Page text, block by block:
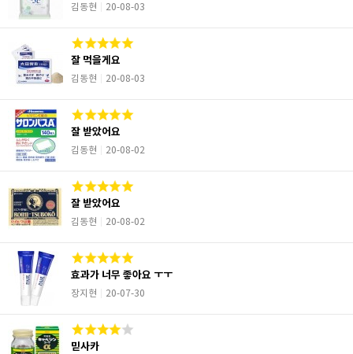
김동현 20-08-03
잘 먹을게요
김동현 20-08-03
잘 받았어요
김동현 20-08-02
잘 받았어요
김동현 20-08-02
효과가 너무 좋아요 ㅜㅜ
장지현 20-07-30
믿사카